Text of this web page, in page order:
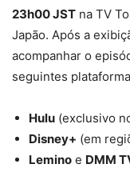
23h00 JST na TV
Japão. Após a
acompanhar o
seguintes
Hulu (exclusivo
Disney+ (em
Lemino e DMM